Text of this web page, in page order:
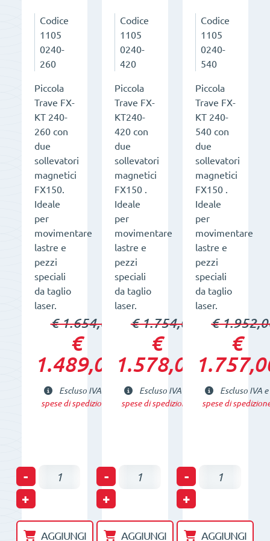
Codice
1105
0240-
260
Piccola
Trave FX-
KT 240-
260 con
due
sollevatori
magnetici
FX150.
Ideale
per
movimentare
lastre e
pezzi
speciali
da taglio
laser.
€ 1.654,00
€
1.489,00
Escluso IVA e
spese di spedizione
-
Piccola
sollevatori
+
AGGIUNGI
Codice
1105
0240-
420
Piccola
Trave FX-
KT240-
420 con
due
sollevatori
magnetici
FX150 .
Ideale
per
movimentare
lastre e
pezzi
speciali
da taglio
laser.
€ 1.754,00
€
1.578,00
Escluso IVA e
spese di spedizione
-
Piccola
sollevatori
+
AGGIUNGI
Codice
1105
0240-
540
Piccola
Trave FX-
KT 240-
540 con
due
sollevatori
magnetici
FX150 .
Ideale
per
movimentare
lastre e
pezzi
speciali
da taglio
laser.
€
€
Escluso IVA e
spese di
-
Piccola
sollevatori
+
AGGIUNGI